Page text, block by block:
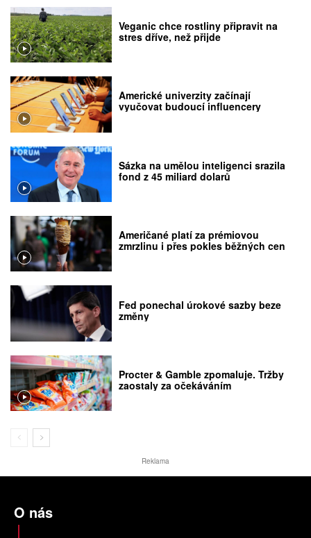
Veganic chce rostliny připravit na
stres dříve, než přijde
Americké univerzity začínají
vyučovat budoucí influencery
Sázka na umělou inteligenci srazila
fond z 45 miliard dolarů
Američané platí za prémiovou
zmrzlinu i přes pokles běžných cen
Fed ponechal úrokové sazby beze
změny
Procter & Gamble zpomaluje. Tržby
zaostaly za očekáváním
Reklama
O nás